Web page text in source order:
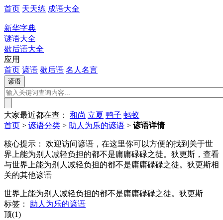
首页 天天练 成语大全
新华字典
谜语大全
歇后语大全
应用
首页 谚语 歇后语 名人名言
大家最近都在查： 和尚 立夏 鸭子 蚂蚁
首页 > 谚语分类 > 助人为乐的谚语 > 谚语详情
核心提示：
欢迎访问谚语，在这里你可以方便的找到关于世
界上能为别人减轻负担的都不是庸庸碌碌之徒。狄更斯，查看
与世界上能为别人减轻负担的都不是庸庸碌碌之徒。狄更斯相
关的其他谚语
世界上能为别人减轻负担的都不是庸庸碌碌之徒。狄更斯
标签：
助人为乐的谚语
顶(1)